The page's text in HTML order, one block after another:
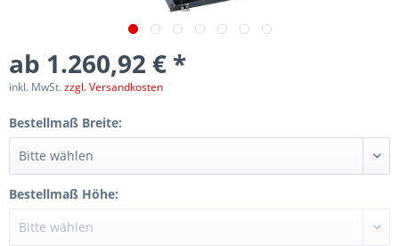
ab 1.260,92 € *
inkl. MwSt.zzgl. Versandkosten
Bestellmaß Breite:
Bestellmaß Höhe: